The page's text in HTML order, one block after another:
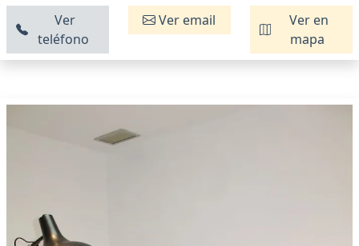
Ver
teléfono
Ver email
Ver en
mapa